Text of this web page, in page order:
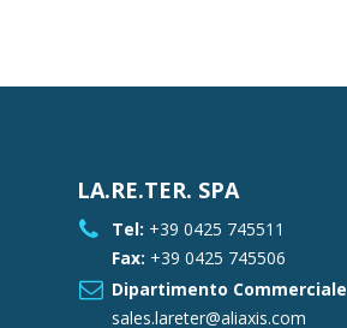
LA.RE.TER. SPA
Tel: +39 0425 745511
Fax: +39 0425 745506
Dipartimento Commerciale
sales.lareter@aliaxis.com